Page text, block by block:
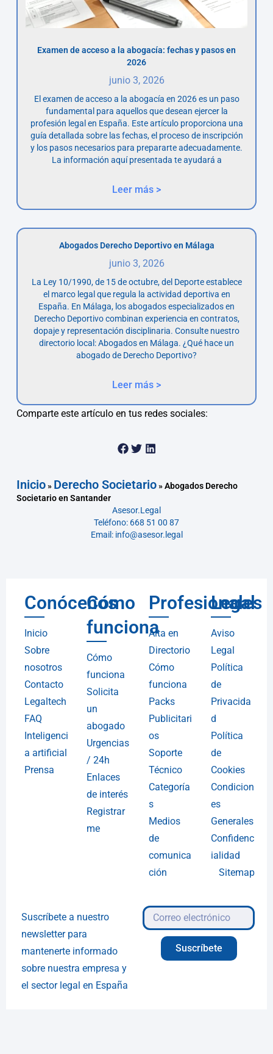
Examen de acceso a la abogacía: fechas y pasos en
2026
junio 3, 2026
El examen de acceso a la abogacía en 2026 es un paso
fundamental para aquellos que desean ejercer la
profesión legal en España. Este artículo proporciona una
guía detallada sobre las fechas, el proceso de inscripción
y los pasos necesarios para prepararte adecuadamente.
La información aquí presentada te ayudará a
Leer más >
Abogados Derecho Deportivo en Málaga
junio 3, 2026
La Ley 10/1990, de 15 de octubre, del Deporte establece
el marco legal que regula la actividad deportiva en
España. En Málaga, los abogados especializados en
Derecho Deportivo combinan experiencia en contratos,
dopaje y representación disciplinaria. Consulte nuestro
directorio local: Abogados en Málaga. ¿Qué hace un
abogado de Derecho Deportivo?
Leer más >
Comparte este artículo en tus redes sociales:
Inicio» Derecho Societario»Abogados Derecho
Societario en Santander
Asesor.Legal
Teléfono: 668 51 00 87
Email: info@asesor.legal
Conócenos
Inicio
Sobre
nosotros
Contacto
Legaltech
FAQ
Inteligenci
a artificial
Prensa
Cómo
funciona
Cómo
funciona
Solicita
un
abogado
Urgencias
/ 24h
Enlaces
de interés
Registrar
me
Profesionales
Alta en
Directorio
Cómo
funciona
Packs
Publicitari
os
Soporte
Técnico
Categoría
s
Medios
de
comunica
ción
Legal
Aviso
Legal
Política
de
Privacida
d
Política
de
Cookies
Condicion
es
Generales
Confidenc
ialidad
Sitemap
Suscríbete a nuestro
newsletter para
mantenerte informado
sobre nuestra empresa y
el sector legal en España
Suscríbete